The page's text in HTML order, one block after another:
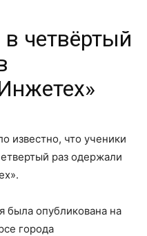
в четвёртый
известно, что ученики
раз одержали
была опубликована на
города